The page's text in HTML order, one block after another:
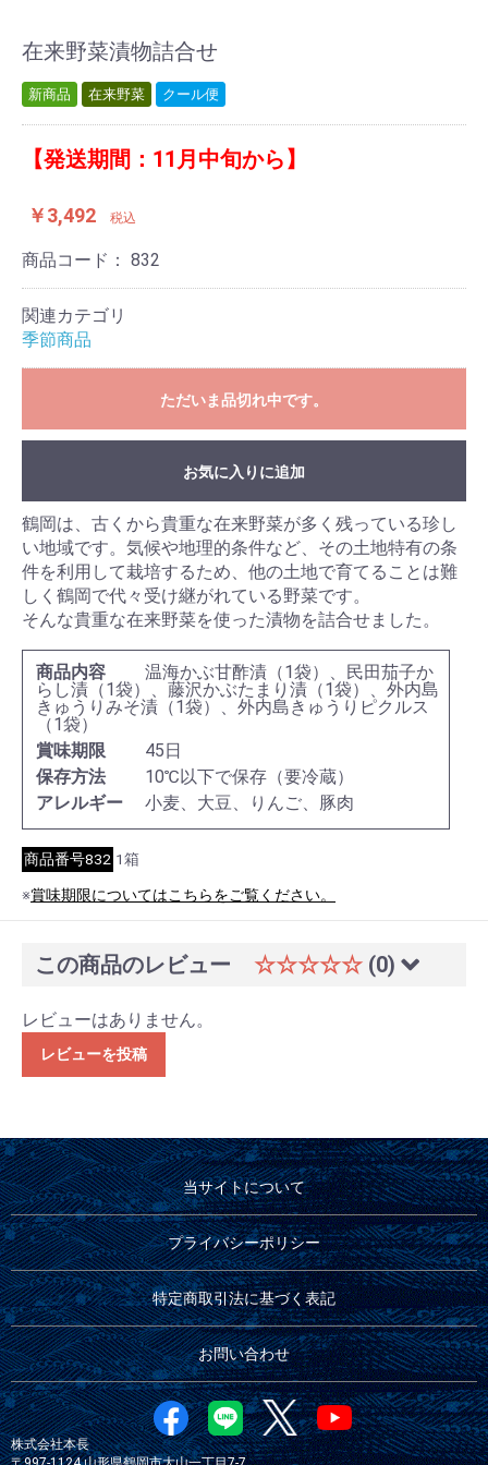
在来野菜漬物詰合せ
新商品 在来野菜 クール便
【発送期間：11月中旬から】
￥3,492 税込
商品コード： 832
関連カテゴリ
季節商品
ただいま品切れ中です。
お気に入りに追加
鶴岡は、古くから貴重な在来野菜が多く残っている珍し
い地域です。気候や地理的条件など、その土地特有の条
件を利用して栽培するため、他の土地で育てることは難
しく鶴岡で代々受け継がれている野菜です。
そんな貴重な在来野菜を使った漬物を詰合せました。
商品内容
温海かぶ甘酢漬（1袋）、民田茄子か
らし漬（1袋）、藤沢かぶたまり漬（1袋）、外内島
きゅうりみそ漬（1袋）、外内島きゅうりピクルス
（1袋）
賞味期限
45日
保存方法
10℃以下で保存（要冷蔵）
アレルギー
小麦、大豆、りんご、豚肉
商品番号832 1箱
※賞味期限についてはこちらをご覧ください。
この商品のレビュー ☆☆☆☆☆ (0)
レビューはありません。
レビューを投稿
当サイトについて
プライバシーポリシー
特定商取引法に基づく表記
お問い合わせ
株式会社本長